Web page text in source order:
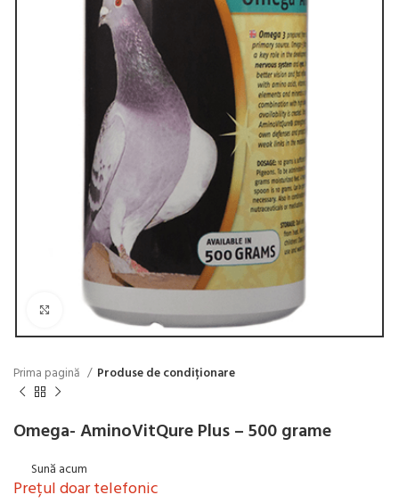
Click to enlarge
Prima pagină Produse de condiționare
Omega- AminoVitQure Plus – 500 grame
Sună acum
Prețul doar telefonic